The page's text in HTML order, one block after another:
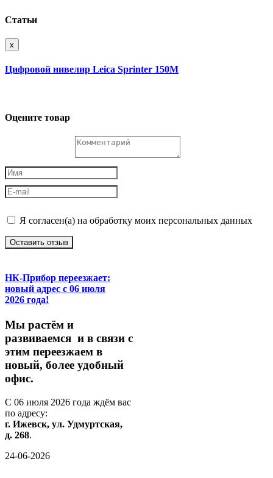
Статьи
x
Цифровой нивелир Leica Sprinter 150M
Оцените товар
Я согласен(а) на обработку моих персональных данных
Оставить отзыв
НК-Прибор переезжает:
новый адрес с 06 июля
2026 года!
Мы растём и
развиваемся и в связи с
этим переезжаем в
новый, более удобный
офис.
С 06 июля 2026 года ждём вас
по адресу:
г. Ижевск, ул. Удмуртская,
д. 268.
24-06-2026